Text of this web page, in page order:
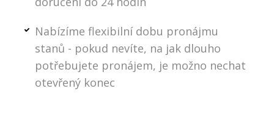
Nabízíme flexibilní dobu pronájmu
stanů - pokud nevíte, na jak dlouho
potřebujete pronájem, je možno nechat
otevřený konec